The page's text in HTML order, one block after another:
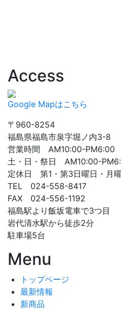
Access
Google Mapはこちら
〒960-8254
福島県福島市泉字堀ノ内3-8
営業時間 AM10:00-PM6:00
土・日・祭日 AM10:00-
定休日 第1・第3日曜日・
TEL 024-558-8417
FAX 024-556-1192
福島駅より飯坂電車で3つ目
岩代清水駅から徒歩2分
駐車場5台
Menu
トップページ
最新情報
新商品